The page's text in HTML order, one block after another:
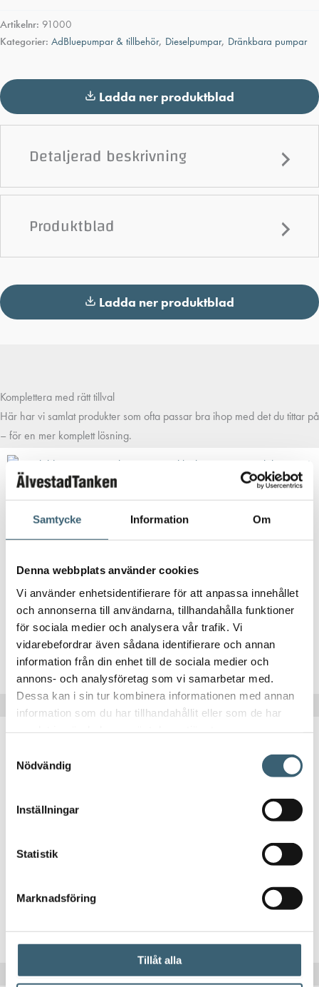
Samtycke Information Om
Denna webbplats använder cookies
Vi använder enhetsidentifierare för att anpassa innehållet
och annonserna till användarna, tillhandahålla funktioner
för sociala medier och analysera vår trafik. Vi
vidarebefordrar även sådana identifierare och annan
information från din enhet till de sociala medier och
annons- och analysföretag som vi samarbetar med.
Dessa kan i sin tur kombinera informationen med annan
information som du har tillhandahållit eller som de har
Nödvändig
Inställningar
Statistik
Marknadsföring
Tillåt alla
mängd
Artikelnr: 91000
Kategorier: AdBluepumpar & tillbehör, Dieselpumpar, Dränkbara pumpar
Ladda ner produktblad
Detaljerad beskrivning
Produktblad
Ladda ner produktblad
Komplettera med rätt tillval
Här har vi samlat produkter som ofta passar bra ihop med det du tittar på
– för en mer komplett lösning.
Tanklock Cemo DT-Mobil Easy
295kr
Köp nu!
DIESELTANKAR & UTRUSTNING
Köp nu!